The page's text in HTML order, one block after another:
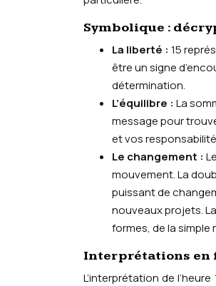
Symbolique :
La liberté : 15
être un signe
détermination.
L’équilibre : La
message pour
et vos
Le changement :
mouvement. La
puissant de
nouveaux projets.
formes, de la
Interprétations en
L’interprétation de